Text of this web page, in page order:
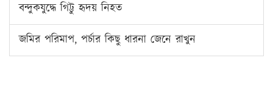
বন্দুকযুদ্ধে গিট্টু হৃদয় নিহত
জমির পরিমাপ, পর্চার কিছু ধারনা জেনে রাখুন